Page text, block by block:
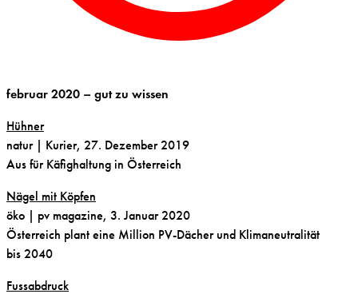
februar 2020 – gut zu wissen
Hühner
natur | Kurier, 27. Dezember 2019
Aus für Käfighaltung in Österreich
Nägel mit Köpfen
öko | pv magazine, 3. Januar 2020
Österreich plant eine Million PV-Dächer und Klimaneutralität
bis 2040
Fussabdruck